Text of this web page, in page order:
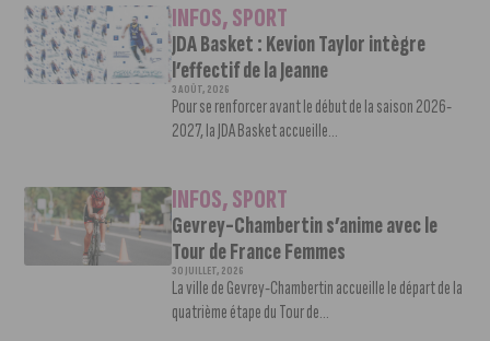
INFOS,SPORT
JDA Basket : Kevion Taylor intègre
l’effectif de la Jeanne
3 AOÛT, 2026
Pour se renforcer avant le début de la saison 2026-
2027, la JDA Basket accueille...
INFOS,SPORT
Gevrey-Chambertin s’anime avec le
Tour de France Femmes
30 JUILLET, 2026
La ville de Gevrey-Chambertin accueille le départ de la
quatrième étape du Tour de...